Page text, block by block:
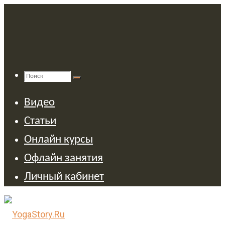
Поиск
Найти:
Видео
Статьи
Онлайн курсы
Офлайн занятия
Личный кабинет